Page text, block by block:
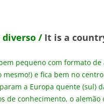
diverso / It is a
pequeno com formato
e fica bem no
a Europa quente (sul)
de conhecimento, o